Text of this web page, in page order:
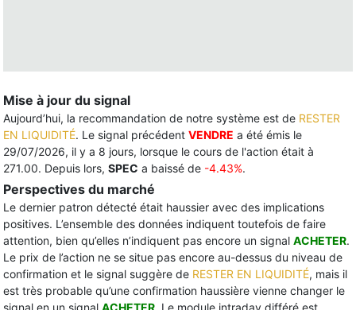
Mise à jour du signal
Aujourd’hui, la recommandation de notre système est de RESTER
EN LIQUIDITÉ. Le signal précédent VENDRE a été émis le
29/07/2026, il y a 8 jours, lorsque le cours de l'action était à
271.00. Depuis lors, SPEC a baissé de -4.43%.
Perspectives du marché
Le dernier patron détecté était haussier avec des implications
positives. L’ensemble des données indiquent toutefois de faire
attention, bien qu’elles n’indiquent pas encore un signal ACHETER.
Le prix de l’action ne se situe pas encore au-dessus du niveau de
confirmation et le signal suggère de RESTER EN LIQUIDITÉ, mais il
est très probable qu’une confirmation haussière vienne changer le
signal en un signal ACHETER . Le module intraday différé est